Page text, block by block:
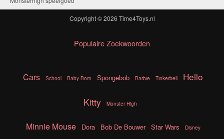
Copyright © 2026 Time4Toys.nl
Populaire Zoekwoorden
Cars School Baby Born Spongebob Barbie Tinkerbell Hello
Kitty Monster High
Minnie Mouse Dora Bob De Bouwer Star Wars Disney